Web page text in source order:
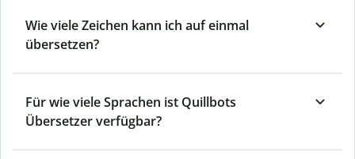
Wie viele Zeichen kann ich auf einmal
übersetzen?
Für wie viele Sprachen ist Quillbots
Übersetzer verfügbar?